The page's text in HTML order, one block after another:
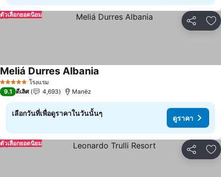
แชร์ เ
ตัวเลือกยอดนิยม
5 ดาว โรงแรม
Meliá Durres Albania
9.1 ดีเลิศ 4,693 Manëz
เลือกวันที่เพื่อดูราคาในวันนั้นๆ
ดูราคา
แชร์ เ
ตัวเลือกยอดนิยม